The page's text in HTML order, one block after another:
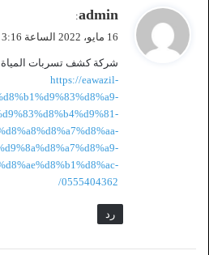
ي
ل
admin
:
16 مايو، 2022 الساعة 3:16 م
شركة كشف تسربات المياة
https://eawazil-
0555404362/
رد